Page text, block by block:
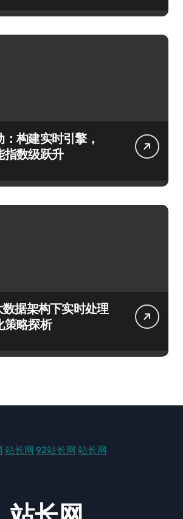
构建实时引擎，
指数级跃升
数据架构下实时处理
策略探析
站长网 92站长网 站长网